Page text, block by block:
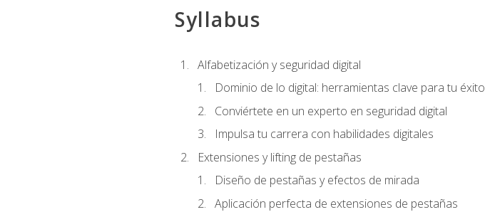
Syllabus
Alfabetización y seguridad digital
Dominio de lo digital: herramientas clave para tu éxito
Conviértete en un experto en seguridad digital
Impulsa tu carrera con habilidades digitales
Extensiones y lifting de pestañas
Diseño de pestañas y efectos de mirada
Aplicación perfecta de extensiones de pestañas